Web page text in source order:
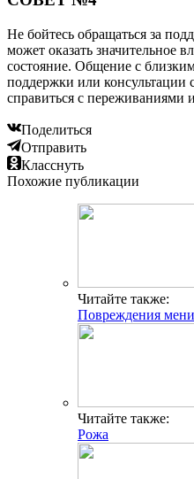
Не бойтесь обращаться за
может оказать значительное
состояние. Общение с
поддержки или консультации
справиться с переживаниями
Поделиться
Отправить
Класснуть
Похожие публикации
Читайте также:
Повреждения
Читайте также:
Рожа